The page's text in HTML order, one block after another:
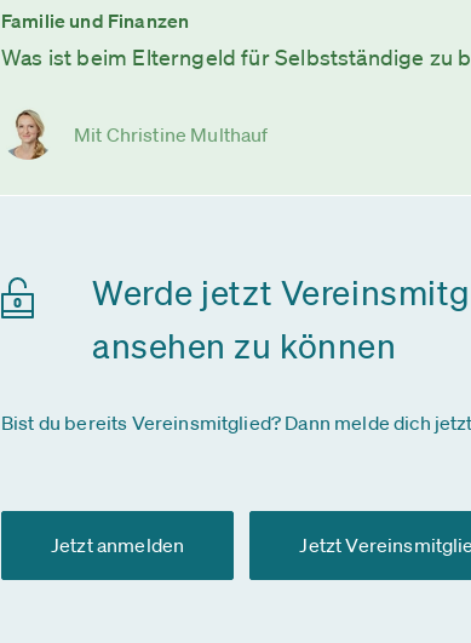
Familie und Finanzen
Was ist beim Elterngeld für Selbstständige zu
Mit Christine Multhauf
Werde jetzt
ansehen zu können
Bist du bereits Vereinsmitglied? Dann melde dich
Jetzt anmelden Jetzt